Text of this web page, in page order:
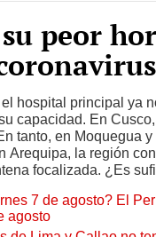
peor
hospital principal ya
capacidad. En
tanto, en Moquegua
Arequipa, la región
focalizada. ¿Es
7 de agosto? El
agosto
de Lima y Callao no